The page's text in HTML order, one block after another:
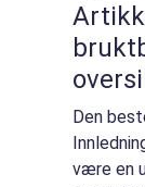
Den
være en